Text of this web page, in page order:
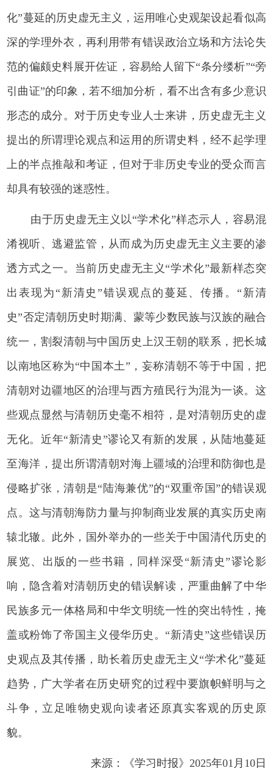
化”蔓延的历史虚无主义，运用唯心史观架设起看似高
深的学理外衣，再利用带有错误政治立场和方法论失
范的偏颇史料展开佐证，容易给人留下“条分缕析”“旁
引曲证”的印象，若不细加分析，看不出含有多少意识
形态的成分。对于历史专业人士来讲，历史虚无主义
提出的所谓理论观点和运用的所谓史料，经不起学理
上的半点推敲和考证，但对于非历史专业的受众而言
却具有较强的迷惑性。
由于历史虚无主义以“学术化”样态示人，容易混
淆视听、逃避监管，从而成为历史虚无主义主要的渗
透方式之一。当前历史虚无主义“学术化”最新样态突
出表现为“新清史”错误观点的蔓延、传播。“新清
史”否定清朝历史时期满、蒙等少数民族与汉族的融合
统一，割裂清朝与中国历史上汉王朝的联系，把长城
以南地区称为“中国本土”，妄称清朝不等于中国，把
清朝对边疆地区的治理与西方殖民行为混为一谈。这
些观点显然与清朝历史毫不相符，是对清朝历史的虚
无化。近年“新清史”谬论又有新的发展，从陆地蔓延
至海洋，提出所谓清朝对海上疆域的治理和防御也是
侵略扩张，清朝是“陆海兼优”的“双重帝国”的错误观
点。这与清朝海防力量与抑制商业发展的真实历史南
辕北辙。此外，国外举办的一些关于中国清代历史的
展览、出版的一些书籍，同样深受“新清史”谬论影
响，隐含着对清朝历史的错误解读，严重曲解了中华
民族多元一体格局和中华文明统一性的突出特性，掩
盖或粉饰了帝国主义侵华历史。“新清史”这些错误历
史观点及其传播，助长着历史虚无主义“学术化”蔓延
趋势，广大学者在历史研究的过程中要旗帜鲜明与之
斗争，立足唯物史观向读者还原真实客观的历史原
貌。
来源：《学习时报》2025年01月10日